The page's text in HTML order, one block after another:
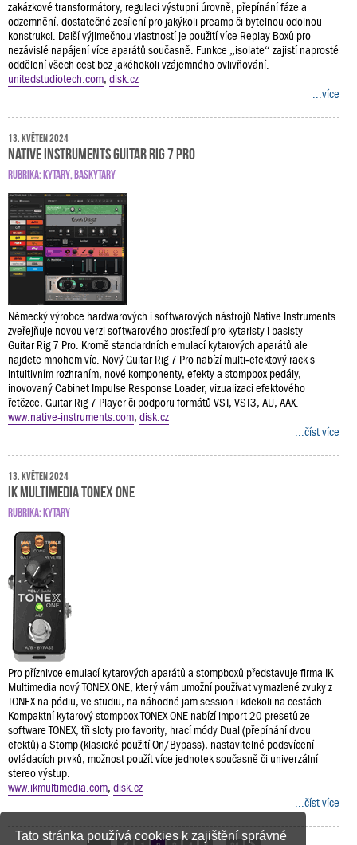
Tato stránka používá cookies k zajištění správné
zakázkové transformátory, regulaci výstupní úrovně, přepínání fáze a
odzemnění, dostatečné zesílení pro jakýkoli preamp či bytelnou odolnou
konstrukci. Další výjimečnou vlastností je použití více Replay Boxů pro
nezávislé napájení více aparátů současně. Funkce „isolate“ zajistí naprosté
oddělení všech cest bez jakéhokoli vzájemného ovlivňování.
unitedstudiotech.com, disk.cz
...více
13. květen 2024
Native Instruments Guitar Rig 7 Pro
RUBRIKA:KYTARY BASKYTARY
Německý výrobce hardwarových i softwarových nástrojů Native Instruments
zveřejňuje novou verzi softwarového prostředí pro kytaristy i basisty –
Guitar Rig 7 Pro. Kromě standardních emulací kytarových aparátů ale
najdete mnohem víc. Nový Guitar Rig 7 Pro nabízí multi‑efektový rack s
intuitivním rozhraním, nové komponenty, efekty a stompbox pedály,
inovovaný Cabinet Impulse Response Loader, vizualizaci efektového
řetězce, Guitar Rig 7 Player či podporu formátů VST, VST3, AU, AAX.
www.native-instruments.com, disk.cz
...číst více
13. květen 2024
IK Multimedia TONEX ONE
RUBRIKA:KYTARY
Pro příznivce emulací kytarových aparátů a stompboxů představuje firma IK
Multimedia nový TONEX ONE, který vám umožní používat vymazlené zvuky z
TONEX na pódiu, ve studiu, na náhodné jam session i kdekoli na cestách.
Kompaktní kytarový stompbox TONEX ONE nabízí import 20 presetů ze
software TONEX, tři sloty pro favority, hrací módy Dual (přepínání dvou
efektů) a Stomp (klasické použití On/Bypass), nastavitelné podsvícení
ovládacích prvků, možnost použít více jednotek současně či univerzální
stereo výstup.
www.ikmultimedia.com, disk.cz
...číst více